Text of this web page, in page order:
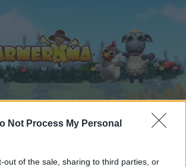
Not Process My Personal
out of the sale, sharing to third parties, or
Ημερολόγιο